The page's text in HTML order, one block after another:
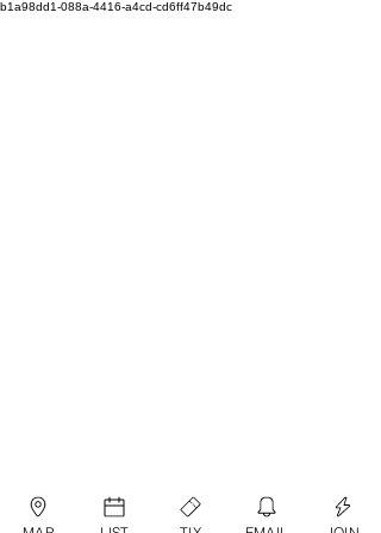
b1a98dd1-088a-4416-a4cd-cd6ff47b49dc